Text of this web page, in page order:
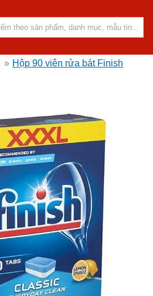
» Hộp 90 viên rửa bát Finish